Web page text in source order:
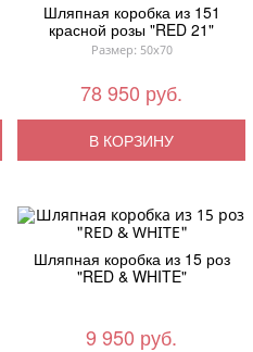
Шляпная коробка из 151
красной розы "RED 21"
Размер: 50x70
78 950 руб.
В КОРЗИНУ
Шляпная коробка из 15 роз
"RED & WHITE"
9 950 руб.